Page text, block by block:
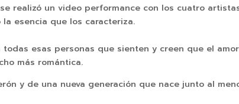
realizó un video performance con los cuatro
esencia que los caracteriza.
esas personas que sienten y creen que el
más romántica.
y de una nueva generación que nace junto al